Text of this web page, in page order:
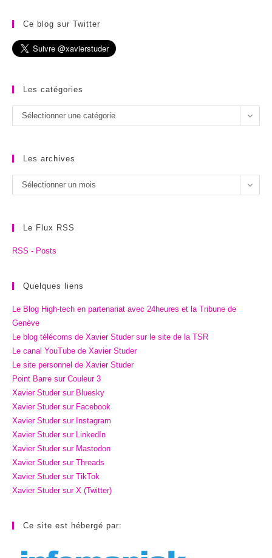
Ce blog sur Twitter
Les catégories
Les
catégories
Sélectionner une catégorie
Les archives
Les
archives
Sélectionner un mois
Le Flux RSS
RSS - Posts
Quelques liens
Le Blog High-tech en partenariat avec 24heures et la Tribune de
Genève
Le blog télécoms de Xavier Studer sur le site de la TSR
Le canal YouTube de Xavier Studer
Le site personnel de Xavier Studer
Point Barre sur Couleur 3
Xavier Studer sur Bluesky
Xavier Studer sur Facebook
Xavier Studer sur Instagram
Xavier Studer sur LinkedIn
Xavier Studer sur Mastodon
Xavier Studer sur Threads
Xavier Studer sur TikTok
Xavier Studer sur X (Twitter)
Ce site est hébergé par: